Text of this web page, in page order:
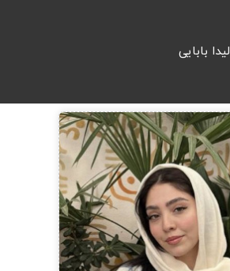
لیدا بابایی